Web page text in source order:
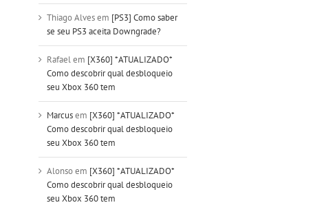
Thiago Alvesem [PS3] Como saber
se seu PS3 aceita Downgrade?
Rafaelem [X360] *ATUALIZADO*
Como descobrir qual desbloqueio
seu Xbox 360 tem
Marcusem [X360] *ATUALIZADO*
Como descobrir qual desbloqueio
seu Xbox 360 tem
Alonsoem [X360] *ATUALIZADO*
Como descobrir qual desbloqueio
seu Xbox 360 tem